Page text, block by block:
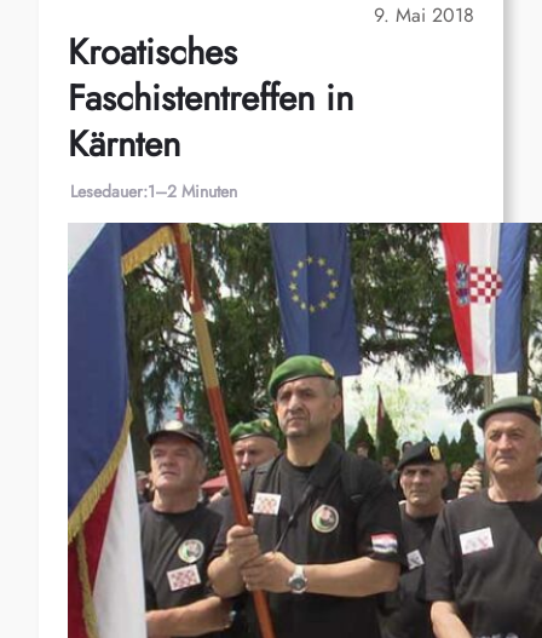
9. Mai 2018
Kroatisches
Faschistentreffen in
Kärnten
Lesedauer:1–2 Minuten